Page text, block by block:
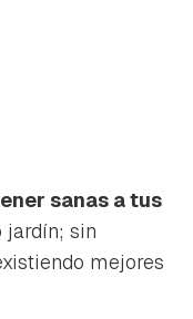
sanas a tus
jardín; sin
mejores